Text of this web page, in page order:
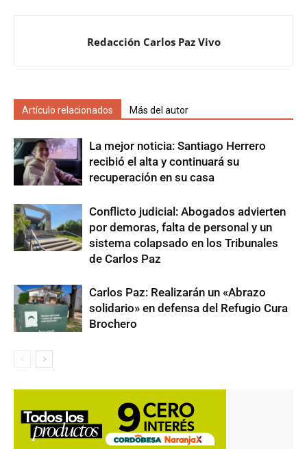
Redacción Carlos Paz Vivo
Artículo relacionados Más del autor
La mejor noticia: Santiago Herrero
recibió el alta y continuará su
recuperación en su casa
Conflicto judicial: Abogados advierten
por demoras, falta de personal y un
sistema colapsado en los Tribunales
de Carlos Paz
Carlos Paz: Realizarán un «Abrazo
solidario» en defensa del Refugio Cura
Brochero